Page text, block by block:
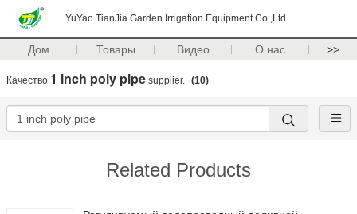
YuYao TianJia Garden Irrigation Equipment Co.,Ltd.
Дом Товары Видео О нас >>
Качество 1 inch poly pipe supplier. (10)
Related Products